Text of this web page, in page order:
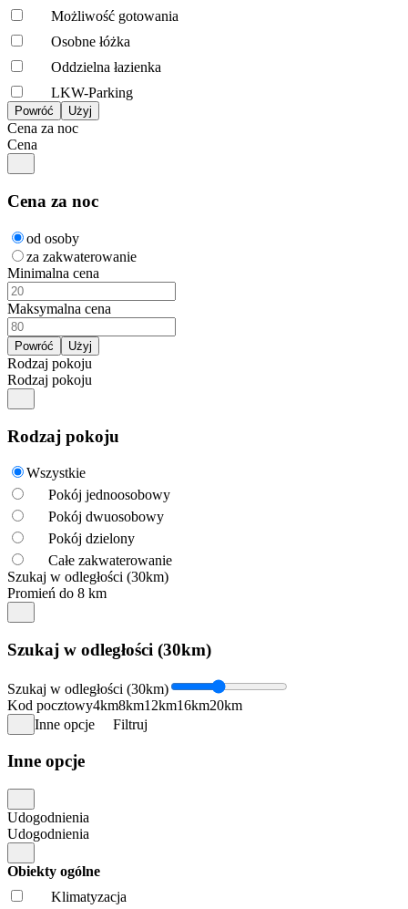
Możliwość gotowania
Osobne łóżka
Oddzielna łazienka
LKW-Parking
Cena za noc
Cena
Cena za noc
od osoby
za zakwaterowanie
Minimalna cena
Maksymalna cena
Rodzaj pokoju
Rodzaj pokoju
Rodzaj pokoju
Wszystkie
Pokój jednoosobowy
Pokój dwuosobowy
Pokój dzielony
Całe zakwaterowanie
Szukaj w odległości (30km)
Promień do 8 km
Szukaj w odległości (30km)
Szukaj w odległości (30km)
Kod pocztowy4km8km12km16km20km
Inne opcje
Filtruj
Inne opcje
Udogodnienia
Udogodnienia
Obiekty ogólne
Klimatyzacja